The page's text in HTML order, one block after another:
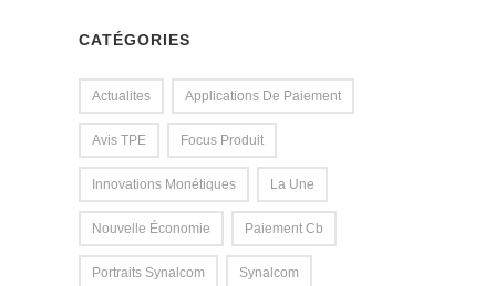
CATÉGORIES
Actualites Applications De Paiement
Avis TPE Focus Produit
Innovations Monétiques La Une
Nouvelle Économie Paiement Cb
Portraits Synalcom Synalcom